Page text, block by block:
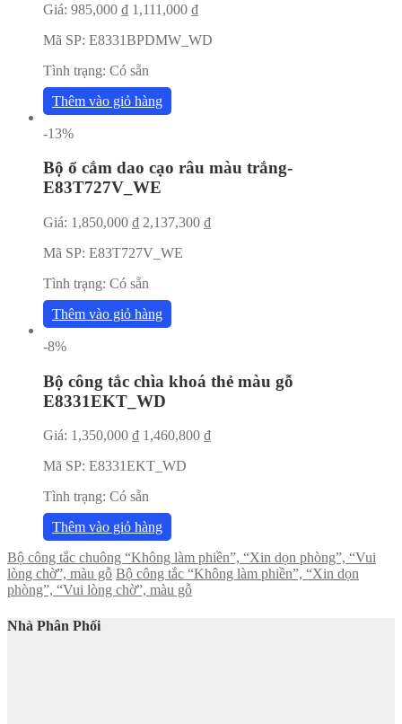
Giá: 985,000 ₫ 1,111,000 ₫
Mã SP: E8331BPDMW_WD
Tình trạng: Có sẵn
Thêm vào giỏ hàng
-13%
Bộ ổ cắm dao cạo râu màu trắng-
E83T727V_WE
Giá: 1,850,000 ₫ 2,137,300 ₫
Mã SP: E83T727V_WE
Tình trạng: Có sẵn
Thêm vào giỏ hàng
-8%
Bộ công tắc chìa khoá thẻ màu gỗ
E8331EKT_WD
Giá: 1,350,000 ₫ 1,460,800 ₫
Mã SP: E8331EKT_WD
Tình trạng: Có sẵn
Thêm vào giỏ hàng
Bộ công tắc chuông “Không làm phiền”, “Xin dọn phòng”, “Vui
lòng chờ”, màu gỗ Bộ công tắc “Không làm phiền”, “Xin dọn
phòng”, “Vui lòng chờ”, màu gỗ
Nhà Phân Phối